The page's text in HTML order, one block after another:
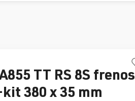
TT RS 8S frenos
380 x 35 mm